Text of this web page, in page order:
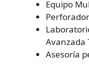
Equipo
Avanzada
Asesoría